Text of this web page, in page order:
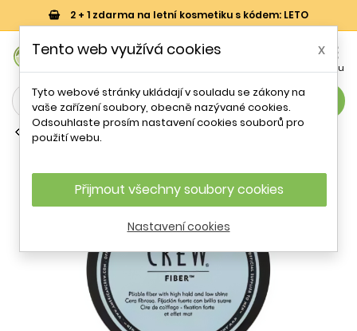
2 + 1 zdarma na letní kosmetiku s kódem: LETO

Menu
search
Pánská péče o vlasy
Tento web využívá cookies x
Tyto webové stránky ukládají v souladu se zákony na
vaše zařízení soubory, obecně nazývané cookies.
Odsouhlaste prosím nastavení cookies souborů pro
použití webu.
Přijmout všechny soubory cookies
Nastavení cookies